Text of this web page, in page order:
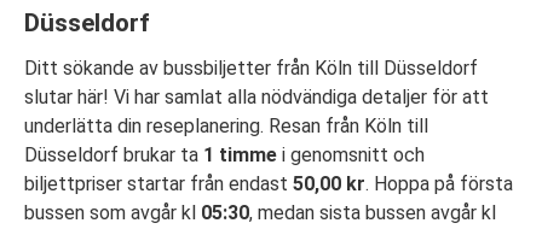
Düsseldorf
Ditt sökande av bussbiljetter från Köln till Düsseldorf
slutar här! Vi har samlat alla nödvändiga detaljer för att
underlätta din reseplanering. Resan från Köln till
Düsseldorf brukar ta 1 timme i genomsnitt och
biljettpriser startar från endast 50,00 kr. Hoppa på första
bussen som avgår kl 05:30, medan sista bussen avgår kl